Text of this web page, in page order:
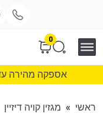
0
אספקה מהירה עד 7 ימי עסקים. ואולי הרבה
ראשי » מגזין קויה דיזיין